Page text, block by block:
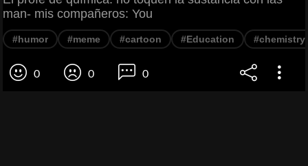
man- mis compañeros: You
#humor #meme #cartoon #Education #chemistry
0 0 0